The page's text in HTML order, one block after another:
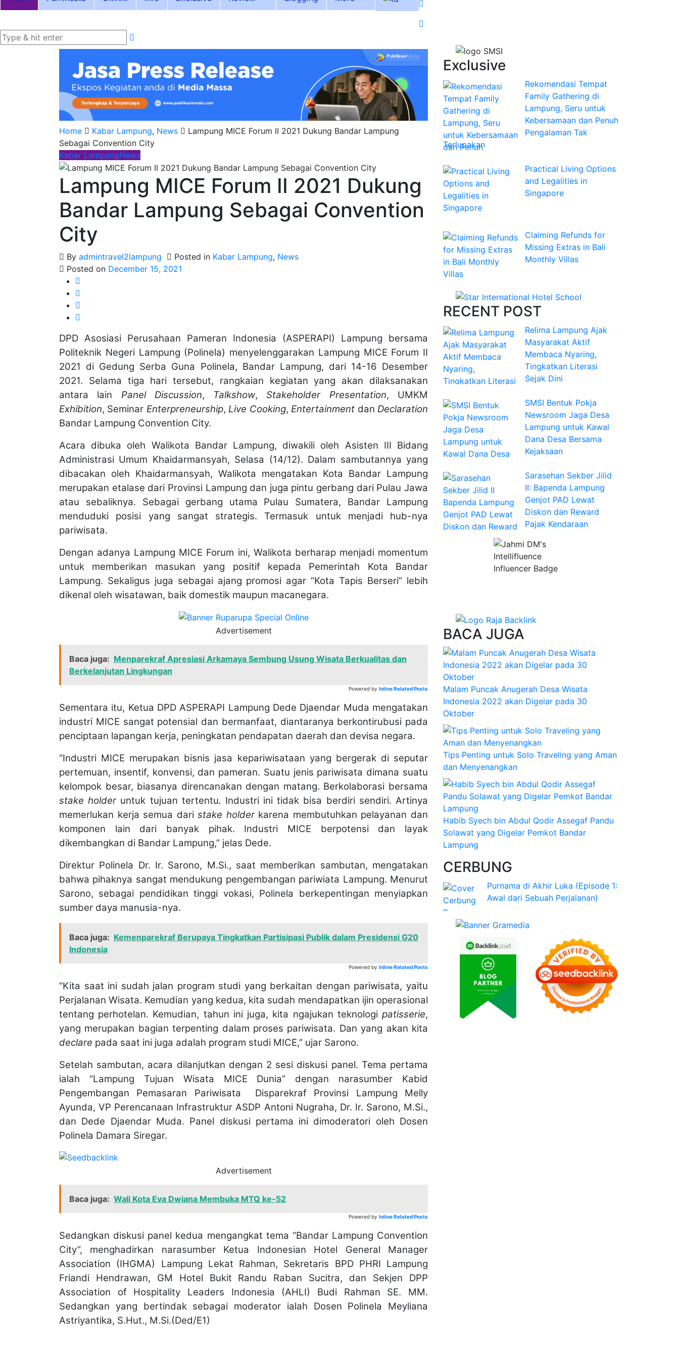
Home Kabar Lampung, News
Lampung MICE Forum II 2021 Dukung Bandar Lampung
Sebagai Convention City
Kabar LampungNews
Lampung MICE Forum II 2021 Dukung
Bandar Lampung Sebagai Convention
City
By admintravel2lampung Posted in Kabar Lampung, News
Posted on December 15, 2021
DPD Asosiasi Perusahaan Pameran Indonesia (ASPERAPI) Lampung bersama
Politeknik Negeri Lampung (Polinela) menyelenggarakan Lampung MICE Forum II
2021 di Gedung Serba Guna Polinela, Bandar Lampung, dari 14-16 Desember
2021. Selama tiga hari tersebut, rangkaian kegiatan yang akan dilaksanakan
antara lain Panel Discussion, Talkshow,Stakeholder Presentation, UMKM
Exhibition, Seminar Enterpreneurship,Live Cooking,Entertainment danDeclaration
Bandar Lampung Convention City.
Acara dibuka oleh Walikota Bandar Lampung, diwakili oleh Asisten III Bidang
Administrasi Umum Khaidarmansyah, Selasa (14/12). Dalam sambutannya yang
dibacakan oleh Khaidarmansyah, Walikota mengatakan Kota Bandar Lampung
merupakan etalase dari Provinsi Lampung dan juga pintu gerbang dari Pulau Jawa
atau sebaliknya. Sebagai gerbang utama Pulau Sumatera, Bandar Lampung
menduduki posisi yang sangat strategis. Termasuk untuk menjadi hub-nya
pariwisata.
Dengan adanya Lampung MICE Forum ini, Walikota berharap menjadi momentum
untuk memberikan masukan yang positif kepada Pemerintah Kota Bandar
Lampung. Sekaligus juga sebagai ajang promosi agar “Kota Tapis Berseri” lebih
dikenal oleh wisatawan, baik domestik maupun macanegara.
Advertisement
Baca juga: Menparekraf Apresiasi Arkamaya Sembung Usung Wisata Berkualitas dan
Berkelanjutan Lingkungan
Powered by Inline Related Posts
Sementara itu, Ketua DPD ASPERAPI Lampung Dede Djaendar Muda mengatakan
industri MICE sangat potensial dan bermanfaat, diantaranya berkontirubusi pada
penciptaan lapangan kerja, peningkatan pendapatan daerah dan devisa negara.
“Industri MICE merupakan bisnis jasa kepariwisataan yang bergerak di seputar
pertemuan, insentif, konvensi, dan pameran. Suatu jenis pariwisata dimana suatu
kelompok besar, biasanya direncanakan dengan matang. Berkolaborasi bersama
stake holder untuk tujuan tertentu. Industri ini tidak bisa berdiri sendiri. Artinya
memerlukan kerja semua daristake holderkarena membutuhkan pelayanan dan
komponen lain dari banyak pihak. Industri MICE berpotensi dan layak
dikembangkan di Bandar Lampung,” jelas Dede.
Direktur Polinela Dr. Ir. Sarono, M.Si., saat memberikan sambutan, mengatakan
bahwa pihaknya sangat mendukung pengembangan pariwiata Lampung. Menurut
Sarono, sebagai pendidikan tinggi vokasi, Polinela berkepentingan menyiapkan
sumber daya manusia-nya.
Baca juga: Kemenparekraf Berupaya Tingkatkan Partisipasi Publik dalam Presidensi G20
Indonesia
Powered by Inline Related Posts
“Kita saat ini sudah jalan program studi yang berkaitan dengan pariwisata, yaitu
Perjalanan Wisata. Kemudian yang kedua, kita sudah mendapatkan ijin operasional
tentang perhotelan. Kemudian, tahun ini juga, kita ngajukan teknologi patisserie,
yang merupakan bagian terpenting dalam proses pariwisata. Dan yang akan kita
declare pada saat ini juga adalah program studi MICE,” ujar Sarono.
Setelah sambutan, acara dilanjutkan dengan 2 sesi diskusi panel. Tema pertama
ialah “Lampung Tujuan Wisata MICE Dunia” dengan narasumber Kabid
Pengembangan Pemasaran Pariwisata Disparekraf Provinsi Lampung Melly
Ayunda, VP Perencanaan Infrastruktur ASDP Antoni Nugraha, Dr. Ir. Sarono, M.Si.,
dan Dede Djaendar Muda. Panel diskusi pertama ini dimoderatori oleh Dosen
Polinela Damara Siregar.
Advertisement
Baca juga: Wali Kota Eva Dwiana Membuka MTQ ke-52
Powered by Inline Related Posts
Sedangkan diskusi panel kedua mengangkat tema “Bandar Lampung Convention
City”, menghadirkan narasumber Ketua Indonesian Hotel General Manager
Association (IHGMA) Lampung Lekat Rahman, Sekretaris BPD PHRI Lampung
Friandi Hendrawan, GM Hotel Bukit Randu Raban Sucitra, dan Sekjen DPP
Association of Hospitality Leaders Indonesia (AHLI) Budi Rahman SE. MM.
Sedangkan yang bertindak sebagai moderator ialah Dosen Polinela Meyliana
Astriyantika, S.Hut., M.Si.(Ded/E1)
Exclusive
Rekomendasi Tempat
Family Gathering di
Lampung, Seru untuk
Kebersamaan dan Penuh
Pengalaman Tak
Terlupakan
Practical Living Options
and Legalities in
Singapore
Claiming Refunds for
Missing Extras in Bali
Monthly Villas
RECENT POST
Relima Lampung Ajak
Masyarakat Aktif
Membaca Nyaring,
Tingkatkan Literasi
Sejak Dini
SMSI Bentuk Pokja
Newsroom Jaga Desa
Lampung untuk Kawal
Dana Desa Bersama
Kejaksaan
Sarasehan Sekber Jilid
II: Bapenda Lampung
Genjot PAD Lewat
Diskon dan Reward
Pajak Kendaraan
BACA JUGA
Malam Puncak Anugerah Desa Wisata
Indonesia 2022 akan Digelar pada 30
Oktober
Tips Penting untuk Solo Traveling yang Aman
dan Menyenangkan
Habib Syech bin Abdul Qodir Assegaf Pandu
Solawat yang Digelar Pemkot Bandar
Lampung
CERBUNG
Purnama di Akhir Luka (Episode 1:
Awal dari Sebuah Perjalanan)